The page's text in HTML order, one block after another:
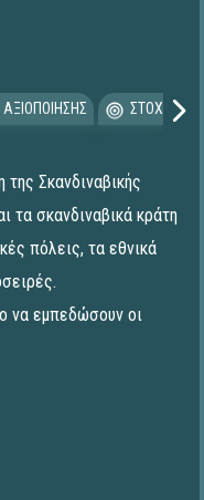
ΑΞΙΟΠΟΙΗΣΗΣ
Σκανδιναβικής
τα σκανδιναβικά κράτη
πόλεις, τα εθνικά
να εμπεδώσουν οι